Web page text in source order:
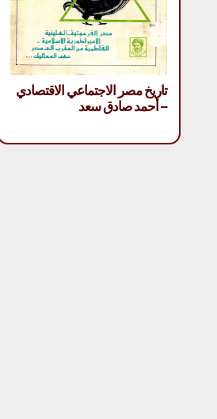
تاريخ مصر الاجتماعي الاقتصادي
– أحمد صادق سعد